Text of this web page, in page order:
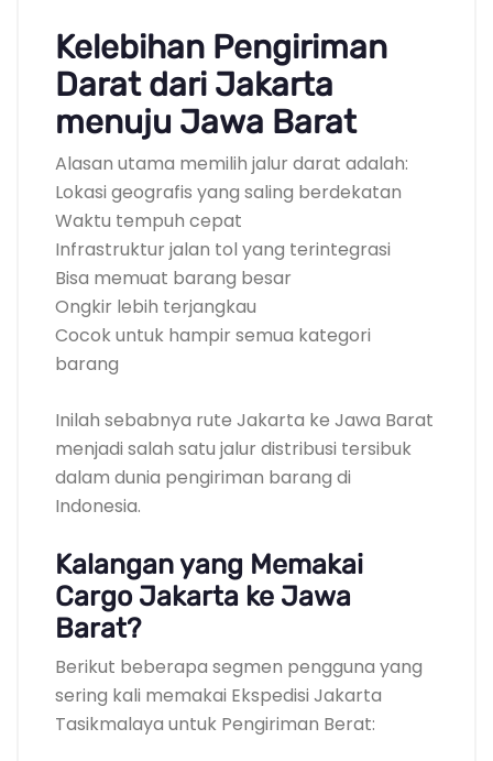
Kelebihan Pengiriman
Darat dari Jakarta
menuju Jawa Barat
Alasan utama memilih jalur darat adalah:
Lokasi geografis yang saling berdekatan
Waktu tempuh cepat
Infrastruktur jalan tol yang terintegrasi
Bisa memuat barang besar
Ongkir lebih terjangkau
Cocok untuk hampir semua kategori
barang
Inilah sebabnya rute Jakarta ke Jawa Barat
menjadi salah satu jalur distribusi tersibuk
dalam dunia pengiriman barang di
Indonesia.
Kalangan yang Memakai
Cargo Jakarta ke Jawa
Barat?
Berikut beberapa segmen pengguna yang
sering kali memakai Ekspedisi Jakarta
Tasikmalaya untuk Pengiriman Berat: